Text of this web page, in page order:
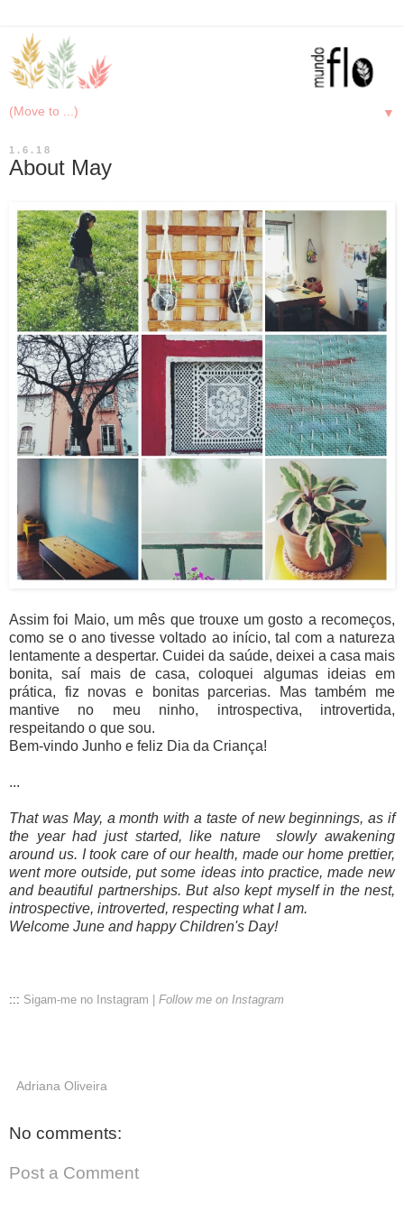
▼
1.6.18
About May
Assim foi Maio, um mês que trouxe um gosto a recomeços,
como se o ano tivesse voltado ao início, tal com a natureza
lentamente a despertar. Cuidei da saúde, deixei a casa mais
bonita, saí mais de casa, coloquei algumas ideias em
prática, fiz novas e bonitas parcerias. Mas também me
mantive no meu ninho, introspectiva, introvertida,
respeitando o que sou.
Bem-vindo Junho e feliz Dia da Criança!
...
That was May, a month with a taste of new beginnings, as if
the year had just started, like nature slowly awakening
around us. I took care of our health, made our home prettier,
went more outside, put some ideas into practice, made new
and beautiful partnerships. But also kept myself in the nest,
introspective, introverted, respecting what I am.
Welcome June and happy Children's Day!
::: Sigam-me no Instagram | Follow me on Instagram
Adriana Oliveira
No comments:
Post a Comment